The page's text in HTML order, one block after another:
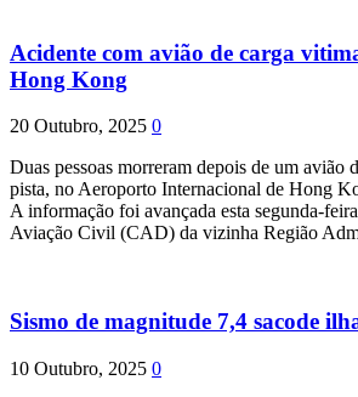
Acidente com avião de carga
Hong Kong
20 Outubro, 2025 0
Duas pessoas morreram depois de um avião
pista, no Aeroporto Internacional de Hong
A informação foi avançada esta segunda-
Aviação Civil (CAD) da vizinha Região
Sismo de magnitude 7,4 sacode
10 Outubro, 2025 0